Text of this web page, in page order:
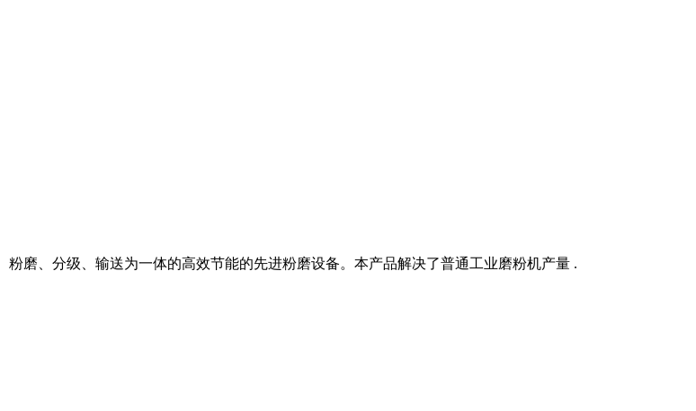
磨、分级、输送为一体的高效节能的先进粉磨设备。本产品解决了普通工业磨粉机产量 .